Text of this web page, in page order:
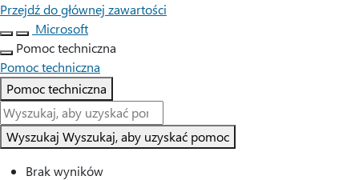
Przejdź do głównej zawartości
Microsoft
Pomoc techniczna
Pomoc techniczna
Pomoc techniczna
Wyszukaj Wyszukaj, aby uzyskać pomoc
Brak wyników